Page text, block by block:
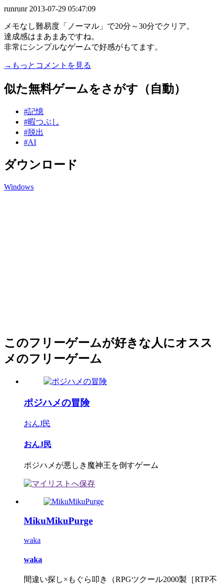
runrunr 2013-07-29 05:47:09
メモなし難易度「ノーマル」で20分～30分でクリア。
達成感はまあまあですね。
非常にシンプルなゲームで好感がもてます。
→もっとコメントを見る
似た無料ゲームをさがす（自動）
#記憶
#暇つぶし
#脱出
#AI
ダウンロード
Windows
このフリーゲームが好きな人にオスス
メのフリーゲーム
ポジハメの冒険
おんJ民
おんJ民
ポジハメが悪しき魔神王を倒すゲーム
MikuMikuPurge
waka
waka
間違い探し×もぐら叩き（RPGツクール2000製［RTP不